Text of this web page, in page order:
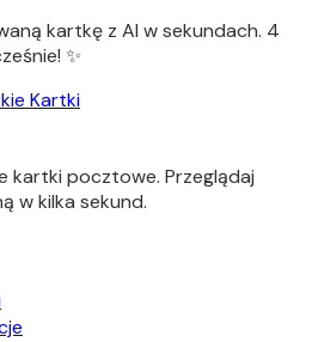
kartkę z AI w sekundach. 4
✨
Kartki
kartki pocztowe. Przeglądaj
w kilka sekund.